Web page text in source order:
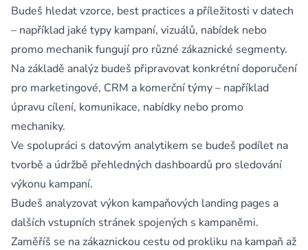
Budeš hledat vzorce, best practices a příležitosti v datech
– například jaké typy kampaní, vizuálů, nabídek nebo
promo mechanik fungují pro různé zákaznické segmenty.
Na základě analýz budeš připravovat konkrétní doporučení
pro marketingové, CRM a komerční týmy – například
úpravu cílení, komunikace, nabídky nebo promo
mechaniky.
Ve spolupráci s datovým analytikem se budeš podílet na
tvorbě a údržbě přehledných dashboardů pro sledování
výkonu kampaní.
Budeš analyzovat výkon kampaňových landing pages a
dalších vstupních stránek spojených s kampaněmi.
Zaměříš se na zákaznickou cestu od prokliku na kampaň až